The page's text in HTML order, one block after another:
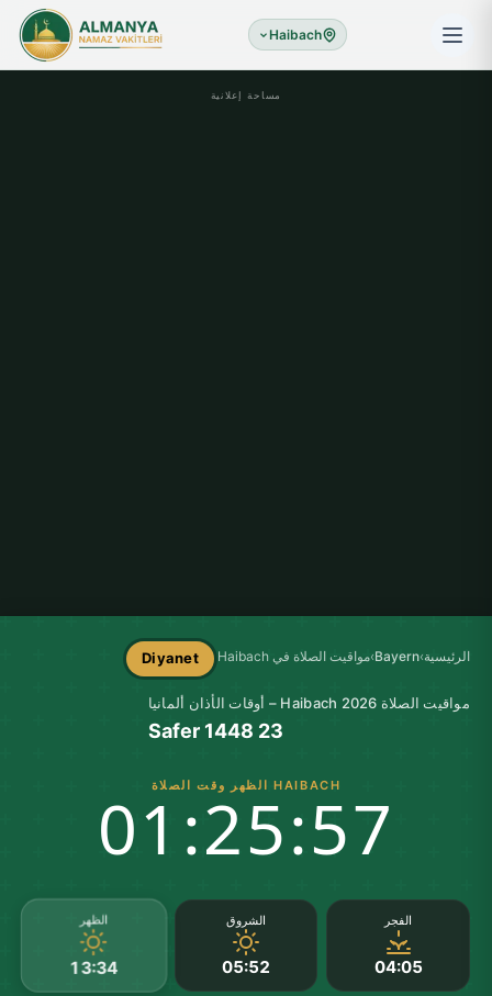
Haibach
مساحة إعلانية
الرئيسية›
Bayern
›مواقيت الصلاة في Haibach Diyanet
مواقيت الصلاة Haibach 2026 – أوقات الأذان ألمانيا
23 Safer 1448
HAIBACH الظهر وقت الصلاة
01:25:57
الفجر
04:05
الشروق
05:52
الظهر
13:34